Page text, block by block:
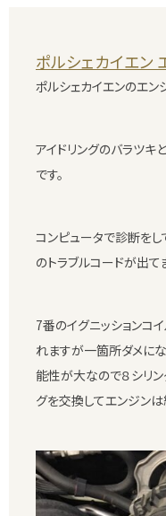
ポルシェカイエン
ポルシェカイエンのエン
アイドリングのバラツ
です。
コンピュータで診断を
のトラブルコードが出て
7番のイグニッションコ
れますが一箇所ダメに
能性が大なので８シリ
グを交換してエンジンは